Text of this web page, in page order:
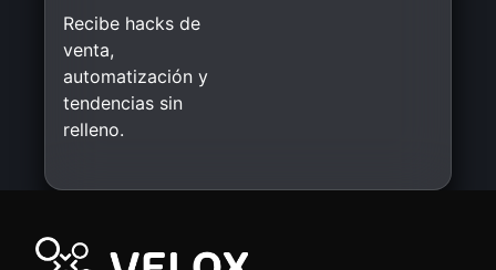
Recibe hacks de
venta,
automatización y
tendencias sin
relleno.